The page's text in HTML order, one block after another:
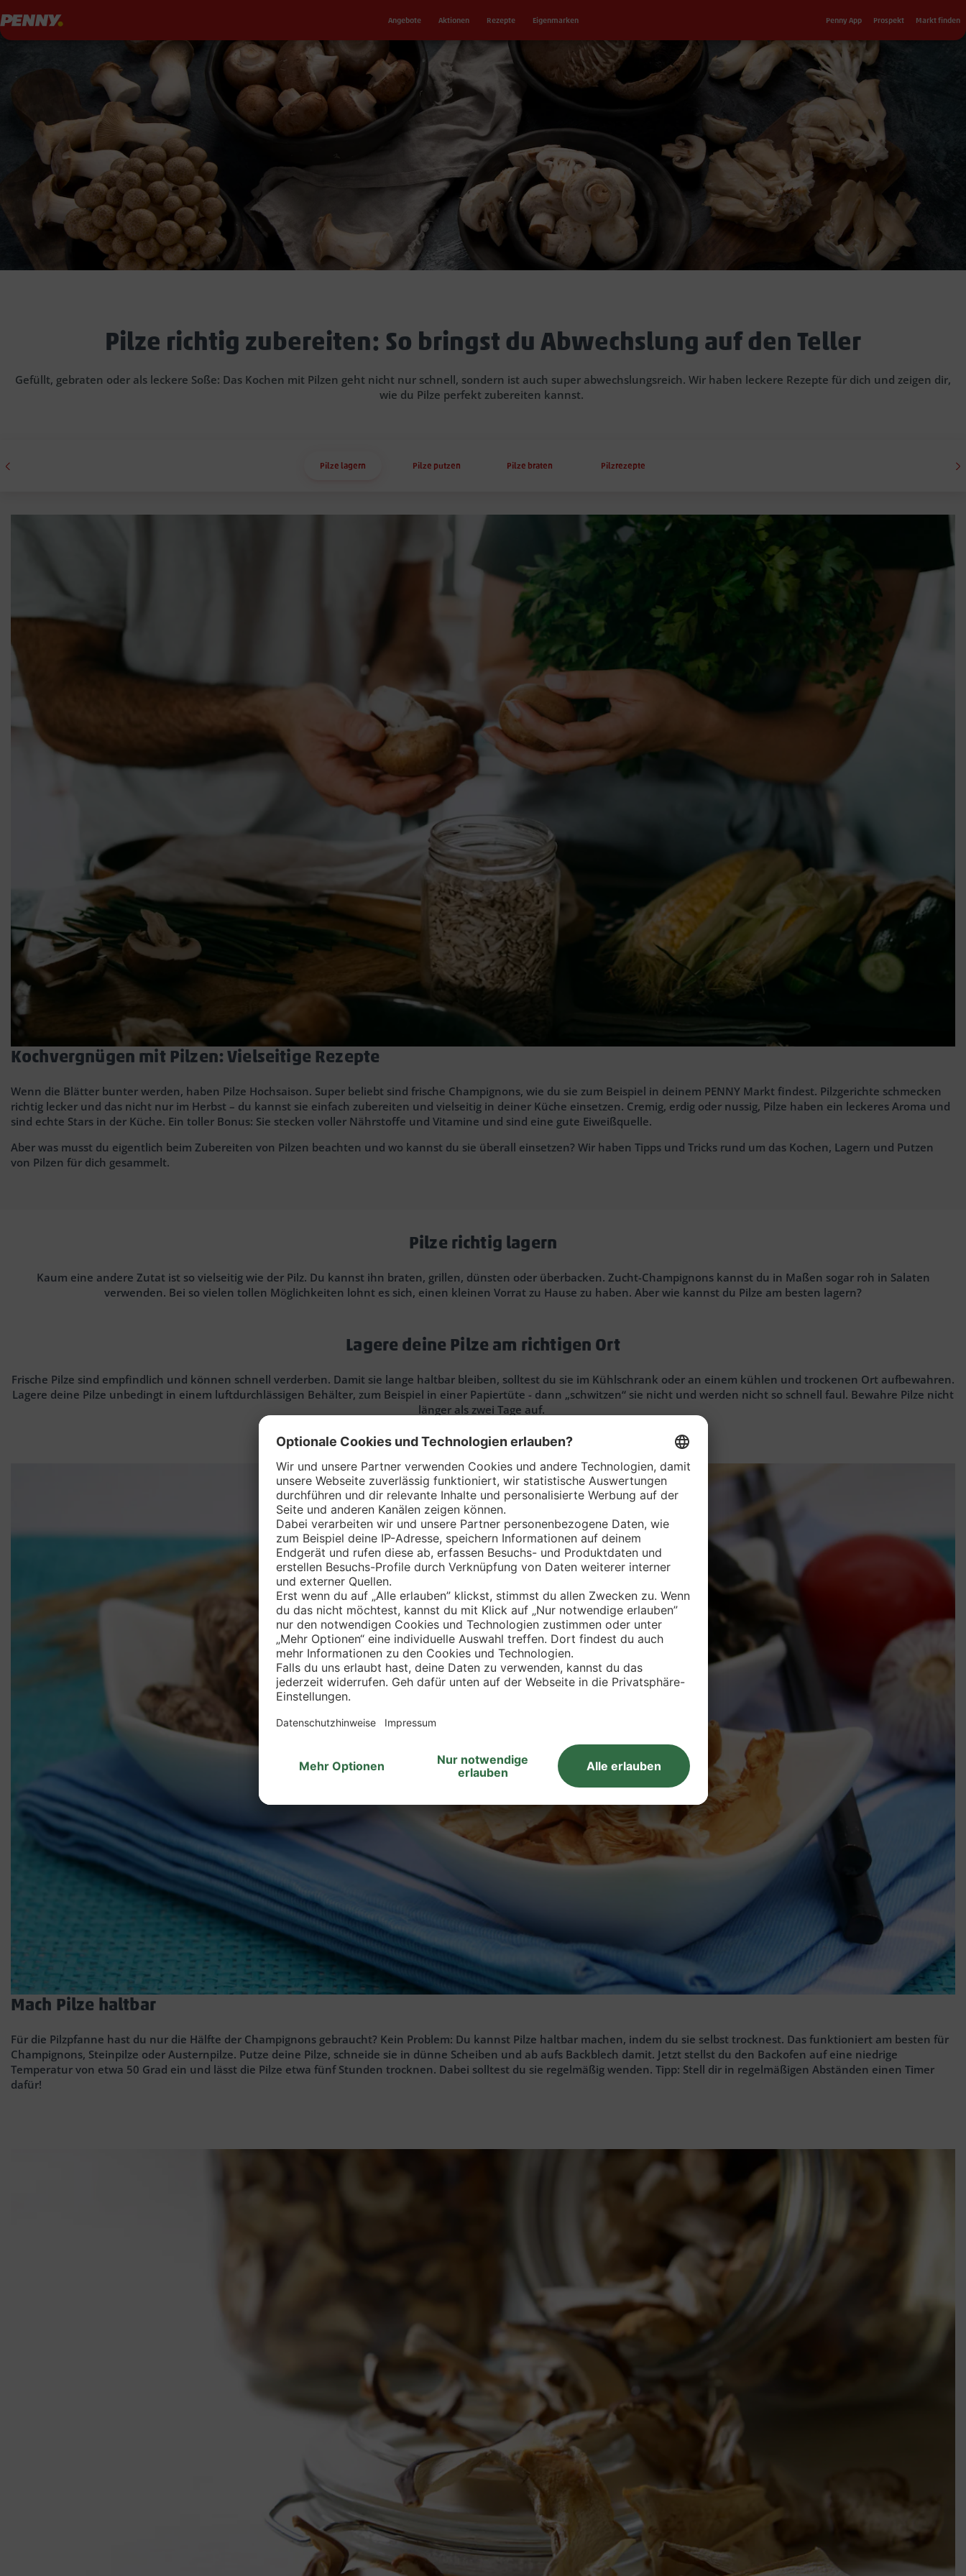
Penny Angebote Aktionen Rezepte Eigenmarken Sekundärnavigation
Penny App Prospekt Markt finden
Pilze richtig zubereiten: So bringst du Abwechslung auf den Teller
Gefüllt, gebraten oder als leckere Soße: Das Kochen mit Pilzen geht nicht nur schnell, sondern ist auch super abwechslungsreich. Wir haben leckere Rezepte für dich und zeigen dir,
wie du Pilze perfekt zubereiten kannst.
Pilze lagern Pilze putzen Pilze braten Pilzrezepte
Kochvergnügen mit Pilzen: Vielseitige Rezepte
Wenn die Blätter bunter werden, haben Pilze Hochsaison. Super beliebt sind frische Champignons, wie du sie zum Beispiel in deinem PENNY Markt findest. Pilzgerichte schmecken
richtig lecker und das nicht nur im Herbst – du kannst sie einfach zubereiten und vielseitig in deiner Küche einsetzen. Cremig, erdig oder nussig, Pilze haben ein leckeres Aroma und
sind echte Stars in der Küche. Ein toller Bonus: Sie stecken voller Nährstoffe und Vitamine und sind eine gute Eiweißquelle.
Aber was musst du eigentlich beim Zubereiten von Pilzen beachten und wo kannst du sie überall einsetzen? Wir haben Tipps und Tricks rund um das Kochen, Lagern und Putzen
von Pilzen für dich gesammelt.
Pilze richtig lagern
Kaum eine andere Zutat ist so vielseitig wie der Pilz. Du kannst ihn braten, grillen, dünsten oder überbacken. Zucht-Champignons kannst du in Maßen sogar roh in Salaten
verwenden. Bei so vielen tollen Möglichkeiten lohnt es sich, einen kleinen Vorrat zu Hause zu haben. Aber wie kannst du Pilze am besten lagern?
Lagere deine Pilze am richtigen Ort
Frische Pilze sind empfindlich und können schnell verderben. Damit sie lange haltbar bleiben, solltest du sie im Kühlschrank oder an einem kühlen und trockenen Ort aufbewahren.
Lagere deine Pilze unbedingt in einem luftdurchlässigen Behälter, zum Beispiel in einer Papiertüte - dann „schwitzen“ sie nicht und werden nicht so schnell faul. Bewahre Pilze nicht
länger als zwei Tage auf.
Mach Pilze haltbar
Für die Pilzpfanne hast du nur die Hälfte der Champignons gebraucht? Kein Problem: Du kannst Pilze haltbar machen, indem du sie selbst trocknest. Das funktioniert am besten für
Champignons, Steinpilze oder Austernpilze. Putze deine Pilze, schneide sie in dünne Scheiben und ab aufs Backblech damit. Jetzt stellst du den Backofen auf eine niedrige
Temperatur von etwa 50 Grad ein und lässt die Pilze etwa fünf Stunden trocknen. Dabei solltest du sie regelmäßig wenden. Tipp: Stell dir in regelmäßigen Abständen einen Timer
dafür!